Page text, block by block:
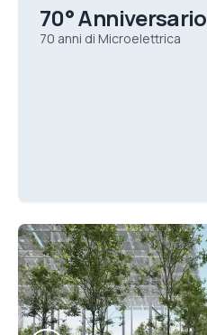
70° Anniversario
70 anni di Microelettrica